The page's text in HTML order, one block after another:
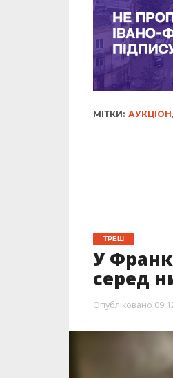
МІТКИ: АУКЦІОН,
ТРЕШ
У
серед
Опубліковано